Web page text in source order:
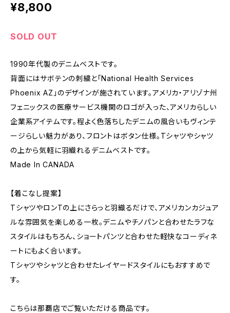
¥8,800
SOLD OUT
1990年代製のデニムベストです。
背面にはサボテンの刺繍と「National Health Services
Phoenix AZ」のデザインが施されています。アメリカ・アリゾナ州
フェニックスの医療サービス機関のロゴが入った、アメリカらしい
企業系アイテムです。程よく色落ちしたデニムの風合いもヴィンテ
ージらしい魅力があり、フロントはボタン仕様。Tシャツやシャツ
の上から気軽に羽織れるデニムベストです。
Made In CANADA
【着こなし提案】
TシャツやロンTの上にさらっと羽織るだけで、アメリカンカジュア
ルな雰囲気を楽しめる一枚。デニムやチノパンと合わせたラフな
スタイルはもちろん、ショートパンツと合わせた軽快なコーディネ
ートにもよく合います。
Tシャツやシャツと合わせたレイヤードスタイルにもおすすめで
す。
こちらは那覇店でご覧いただける商品です。